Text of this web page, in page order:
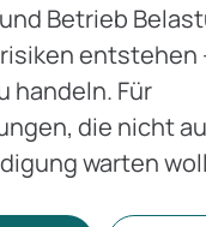
Betrieb
entstehen
handeln. Für
die nicht
warten